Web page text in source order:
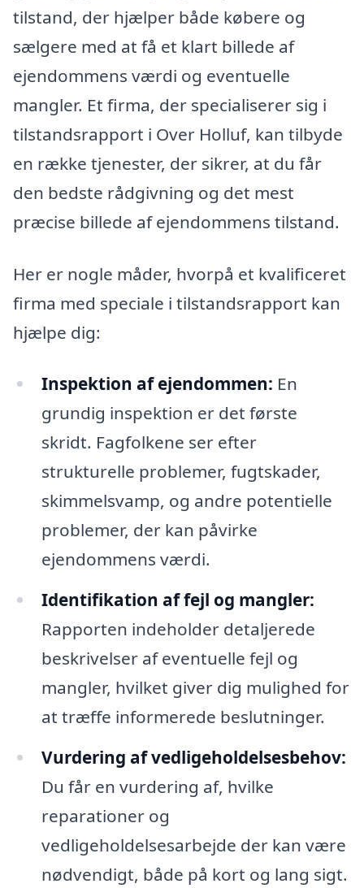
tilstand, der hjælper både købere og
sælgere med at få et klart billede af
ejendommens værdi og eventuelle
mangler. Et firma, der specialiserer sig i
tilstandsrapport i Over Holluf, kan tilbyde
en række tjenester, der sikrer, at du får
den bedste rådgivning og det mest
præcise billede af ejendommens tilstand.
Her er nogle måder, hvorpå et kvalificeret
firma med speciale i tilstandsrapport kan
hjælpe dig:
Inspektion af ejendommen: En
grundig inspektion er det første
skridt. Fagfolkene ser efter
strukturelle problemer, fugtskader,
skimmelsvamp, og andre potentielle
problemer, der kan påvirke
ejendommens værdi.
Identifikation af fejl og mangler:
Rapporten indeholder detaljerede
beskrivelser af eventuelle fejl og
mangler, hvilket giver dig mulighed for
at træffe informerede beslutninger.
Vurdering af vedligeholdelsesbehov:
Du får en vurdering af, hvilke
reparationer og
vedligeholdelsesarbejde der kan være
nødvendigt, både på kort og lang sigt.